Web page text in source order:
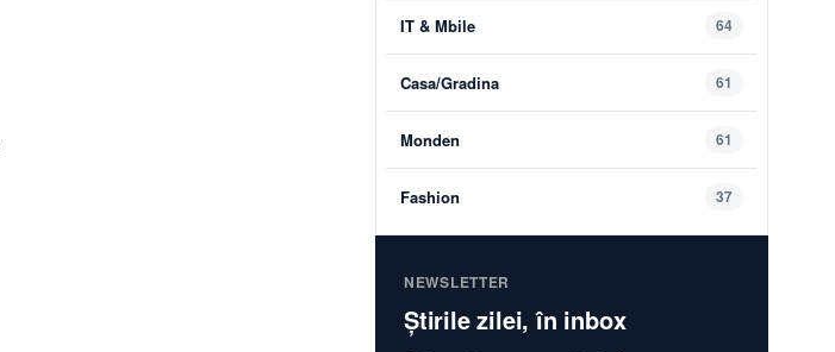
IT & Mbile 64
Casa/Gradina 61
Monden 61
Fashion 37
NEWSLETTER
Știrile zilei, în inbox